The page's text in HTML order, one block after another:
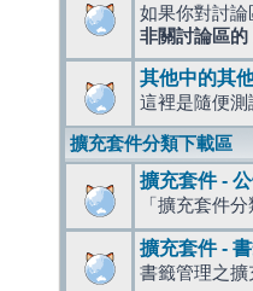
如果你對討
非關討論區
其他中的其
這裡是隨便
擴充套件分類下載區
擴充套件 -
「擴充套件
擴充套件 -
書籤管理之擴